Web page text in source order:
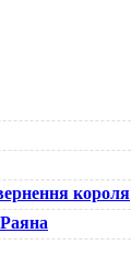
короля